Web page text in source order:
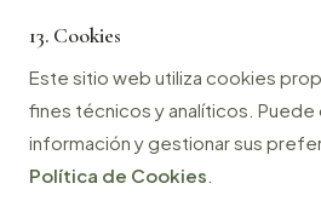
13. Cookies
Este sitio web utiliza cookies
fines técnicos y analíticos. Puede
información y gestionar sus
Política de Cookies